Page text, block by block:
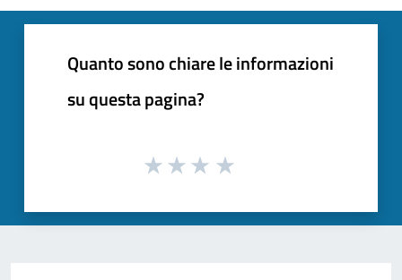
Quanto sono chiare le informazioni
su questa pagina?